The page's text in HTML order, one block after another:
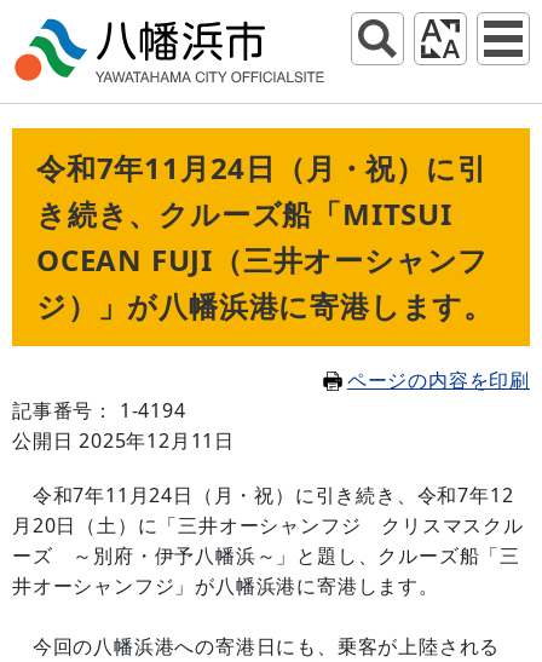
令和7年11月24日（月・祝）に引
き続き、クルーズ船「MITSUI
OCEAN FUJI（三井オーシャンフ
ジ）」が八幡浜港に寄港します。
ページの内容を印刷
記事番号： 1-4194
公開日 2025年12月11日
令和7年11月24日（月・祝）に引き続き、令和7年12
月20日（土）に「三井オーシャンフジ クリスマスクル
ーズ ～別府・伊予八幡浜～」と題し、クルーズ船「三
井オーシャンフジ」が八幡浜港に寄港します。
今回の八幡浜港への寄港日にも、乗客が上陸される